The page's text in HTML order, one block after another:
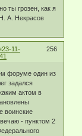
ты грозен, как я
А. Некрасов
256
23-11-
форуме один из
задался
актом в
воинские
- пунктом 2